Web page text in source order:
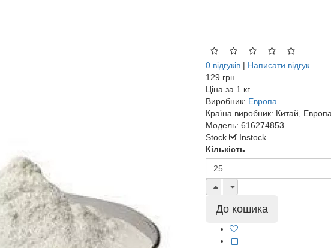
0 відгуків | Написати відгук
129 грн.
Ціна за 1 кг
Виробник: Европа
Країна виробник: Китай,
Модель: 616274853
Stock
Instock
Кількість